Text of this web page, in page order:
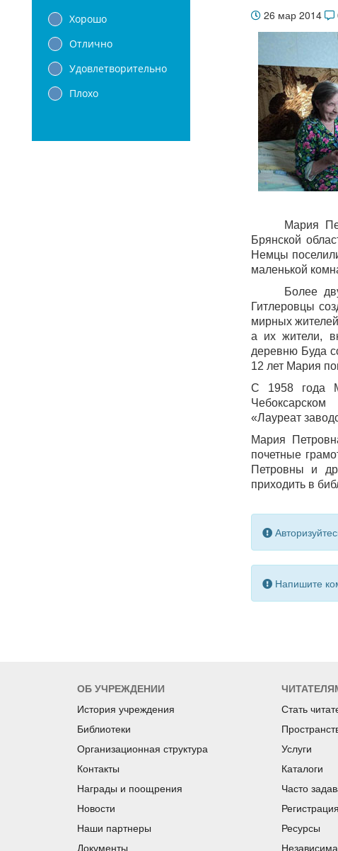
Хорошо
Отлично
Удовлетворительно
Плохо
26 мар 2014
Мария
Брянской
Немцы
маленькой
Более
Гитлеровцы
мирных
а их жители,
деревню Буда
12 лет Мария
С 1958 года
«Лауреат
Мария
почетные
Петровны и
приходить в
Напишите
ОБ УЧРЕЖДЕНИИ
История учреждения
Библиотеки
Организационная структура
Контакты
Награды и поощрения
Новости
Наши партнеры
Документы
Стать
Услуги
Каталоги
Часто
Ресурсы